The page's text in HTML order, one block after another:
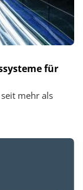
für
mehr als